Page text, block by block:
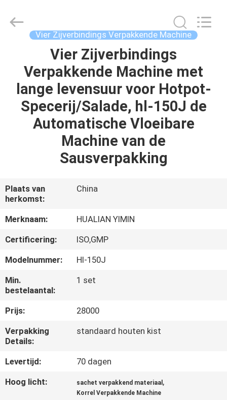
PRODUCTEN
ONGEVEER
FABRIEKSREIS
KWALITEITSCONTROLE
CONTACTEER
NIEUWS
VERZOEK
OM
CITAAT
Machinery
Co.,Ltd..
Vier Zijverbindings Verpakkende Machine
Vier Zijverbindings
Verpakkende Machine met
lange levensuur voor Hotpot-
Specerij/Salade, hl-150J de
Automatische Vloeibare
Machine van de
Sausverpakking
Plaats van
herkomst:
China
Merknaam:
HUALIAN YIMIN
Certificering:
ISO,GMP
Modelnummer:
Hl-150J
Min.
bestelaantal:
1 set
Prijs:
28000
Verpakking
Details:
standaard houten kist
Levertijd:
70 dagen
Hoog licht:
sachet verpakkend materiaal ,
Korrel Verpakkende Machine